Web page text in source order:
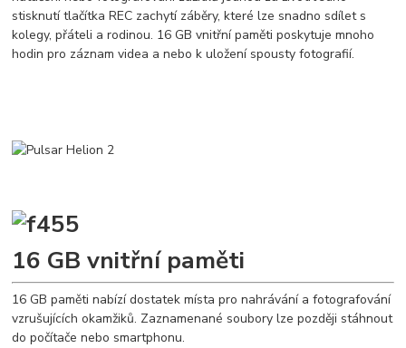
stisknutí tlačítka REC zachytí záběry, které lze snadno sdílet s
kolegy, přáteli a rodinou. 16 GB vnitřní paměti poskytuje mnoho
hodin pro záznam videa a nebo k uložení spousty fotografií.
16 GB vnitřní paměti
16 GB paměti nabízí dostatek místa pro nahrávání a fotografování
vzrušujících okamžiků. Zaznamenané soubory lze později stáhnout
do počítače nebo smartphonu.